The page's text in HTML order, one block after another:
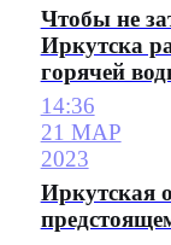
Чтобы не
Иркутска
горячей
14:36
21 МАР
2023
Иркутская